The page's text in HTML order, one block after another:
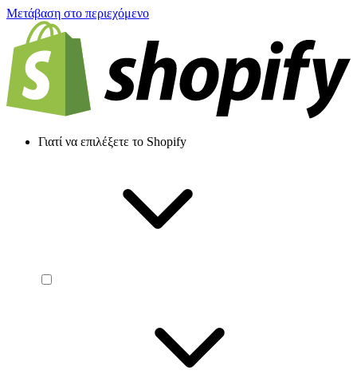
Μετάβαση στο περιεχόμενο
Γιατί να επιλέξετε το Shopify